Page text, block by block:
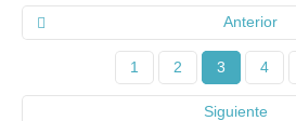
Anterior
1 2 3 4
Siguiente